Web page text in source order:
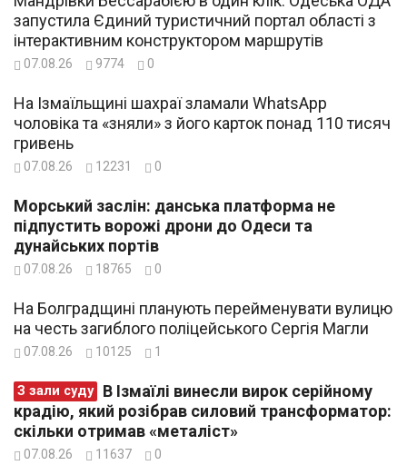
запустила Єдиний туристичний портал області з
інтерактивним конструктором маршрутів
07.08.26 9774 0
На Ізмаїльщині шахраї зламали WhatsApp
чоловіка та «зняли» з його карток понад 110 тисяч
гривень
07.08.26 12231 0
Морський заслін: данська платформа не
підпустить ворожі дрони до Одеси та
дунайських портів
07.08.26 18765 0
На Болградщині планують перейменувати вулицю
на честь загиблого поліцейського Сергія Магли
07.08.26 10125 1
З зали суду
крадію, який розібрав силовий трансформатор:
скільки отримав «металіст»
07.08.26 11637 0